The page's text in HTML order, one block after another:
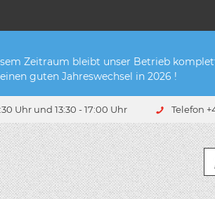
Zeitraum bleibt unser Betrieb
guten Jahreswechsel in 2026 !
Uhr und 13:30 - 17:00 Uhr Telefon